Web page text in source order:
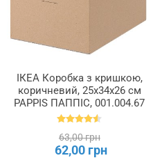
ІКЕА Коробка з кришкою,
коричневий, 25x34x26 см
PAPPIS ПАППІС, 001.004.67
63,00 грн
62,00 грн